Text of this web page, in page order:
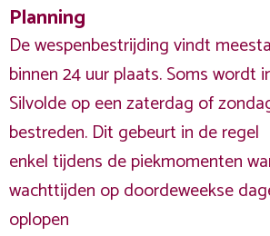
Planning
De wespenbestrijding vindt
binnen 24 uur plaats. Soms wordt
Silvolde op een zaterdag of
bestreden. Dit gebeurt in de regel
enkel tijdens de piekmomenten
wachttijden op doordeweekse
oplopen